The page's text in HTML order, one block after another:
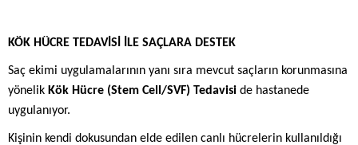
KÖK HÜCRE TEDAVİSİ İLE SAÇLARA DESTEK
Saç ekimi uygulamalarının yanı sıra mevcut saçların korunmasına
yönelik Kök Hücre (Stem Cell/SVF) Tedavisi de hastanede
uygulanıyor.
Kişinin kendi dokusundan elde edilen canlı hücrelerin kullanıldığı